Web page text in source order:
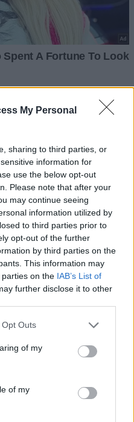
My Personal
sharing to third parties, or
information for
use the below opt-out
Please note that after your
may continue seeing
information utilized by
to third parties prior to
opt-out of the further
by third parties on the
This information may
on the IAB’s List of
further disclose it to other
Outs
of my
of my